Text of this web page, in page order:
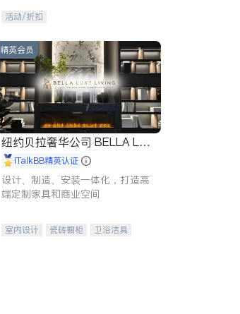
活动/折扣
精英会员
纽约贝拉奢华公司 BELLA LUX
E iTalkBB精英认证
设计、制造、安装一体化，打造高
端定制家具和商业空间
室内设计 瓷砖橱柜
卫浴洁具